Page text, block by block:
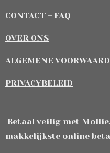
CONTACT + FAQ
OVER ONS
ALGEMENE
PRIVACYBELEID
Betaal veilig met
makkelijkste online